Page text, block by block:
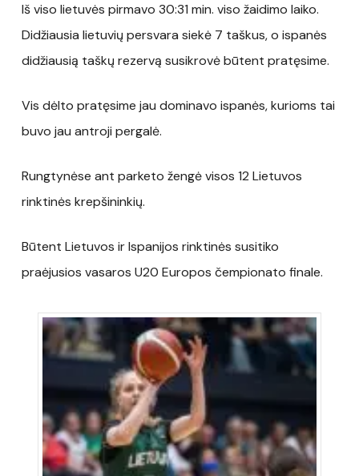
Iš viso lietuvės pirmavo 30:31 min. viso žaidimo laiko.
Didžiausia lietuvių persvara siekė 7 taškus, o ispanės
didžiausią taškų rezervą susikrovė būtent pratęsime.
Vis dėlto pratęsime jau dominavo ispanės, kurioms tai
buvo jau antroji pergalė.
Rungtynėse ant parketo žengė visos 12 Lietuvos
rinktinės krepšininkių.
Būtent Lietuvos ir Ispanijos rinktinės susitiko
praėjusios vasaros U20 Europos čempionato finale.